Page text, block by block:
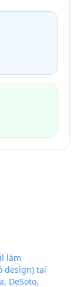
làm
design) tại
DeSoto,